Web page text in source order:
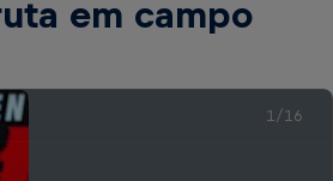
em campo
1/16